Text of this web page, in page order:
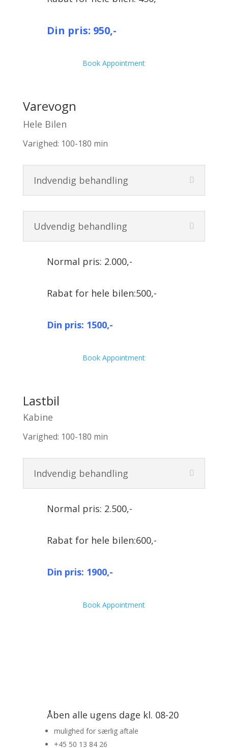
Din pris: 950,-
Book Appointment
Varevogn
Hele Bilen
Varighed: 100-180 min
Indvendig behandling
Udvendig behandling
Normal pris: 2.000,-
Rabat for hele bilen:500,-
Din pris: 1500,-
Book Appointment
Lastbil
Kabine
Varighed: 100-180 min
Indvendig behandling
Normal pris: 2.500,-
Rabat for hele bilen:600,-
Din pris: 1900,-
Book Appointment
Åben alle ugens dage kl. 08-20
mulighed for særlig aftale
+45 50 13 84 26